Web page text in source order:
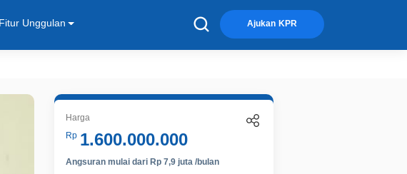
Fitur Unggulan Ajukan KPR
Harga
Rp 1.600.000.000
Angsuran mulai dari Rp 7,9 juta /bulan